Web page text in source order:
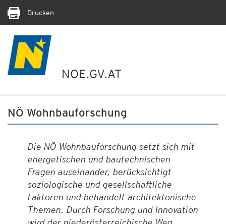
Drucken
NOE.GV.AT
NÖ Wohnbauforschung
Die NÖ Wohnbauforschung setzt sich mit
energetischen und bautechnischen
Fragen auseinander, berücksichtigt
soziologische und gesellschaftliche
Faktoren und behandelt architektonische
Themen. Durch Forschung und Innovation